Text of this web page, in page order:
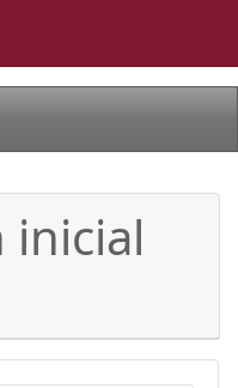
inicial